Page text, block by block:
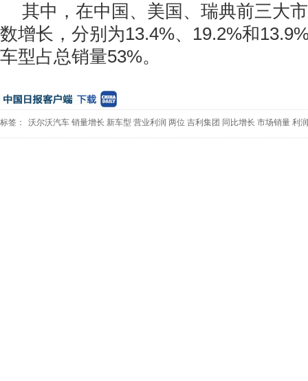
其中，在中国、美国、瑞典前三大
数增长，分别为13.4%、19.2%和
车型占总销量53%。
标签： 沃尔沃汽车 销量增长 新车型 营业利润 两位 吉利集团 同比增长 市场销量 利